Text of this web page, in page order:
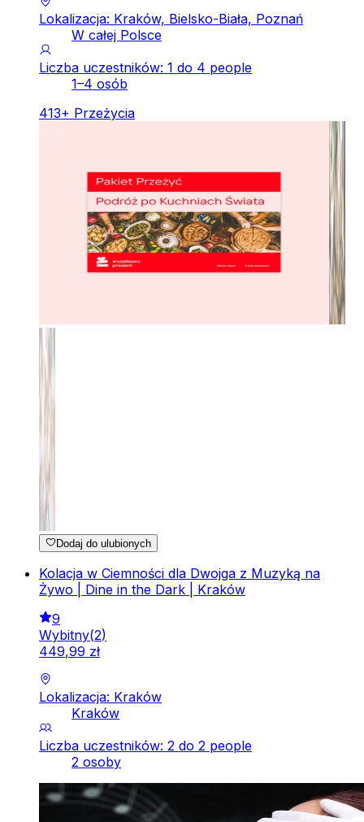
Lokalizacja: Kraków, Bielsko-Biała, Poznań
W całej Polsce
Liczba uczestników: 1 do 4 people
1–4 osób
413+ Przeżycia
Dodaj do ulubionych
Kolacja w Ciemności dla Dwojga z Muzyką na
Żywo | Dine in the Dark | Kraków
9
Wybitny(2)
449,99 zł
Lokalizacja: Kraków
Kraków
Liczba uczestników: 2 do 2 people
2 osoby